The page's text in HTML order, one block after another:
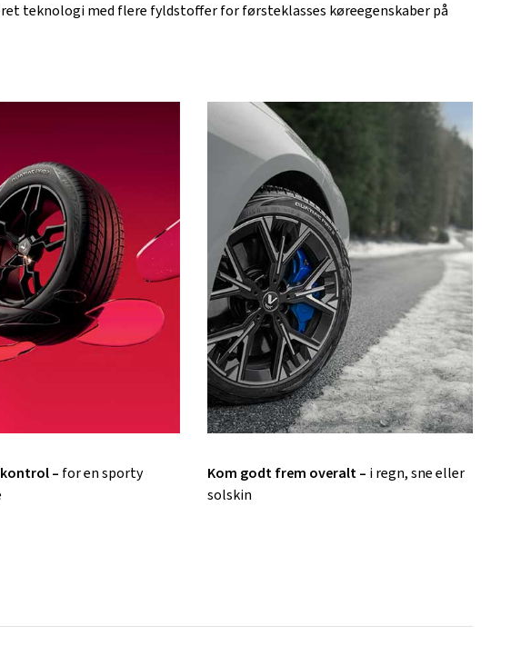
teknologi med flere fyldstoffer for førsteklasses køreegenskaber på
– for en sporty
Kom godt frem overalt – i regn, sne eller
solskin